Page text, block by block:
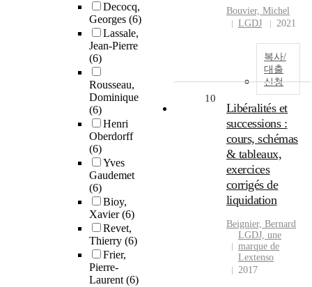
Decocq,
Georges (6)
Lassale,
Jean-Pierre
(6)
Rousseau,
Dominique
(6)
Henri
Oberdorff
(6)
Yves
Gaudemet
(6)
Bioy,
Xavier(6)
Revet,
Thierry (6)
Frier,
Pierre-
Laurent(6)
Bouvier, Michel
LGDJ
2021
복사/
대출
신청
10
Libéralités et
successions :
cours, schémas
& tableaux,
exercices
corrigés de
liquidation
Beignier, Bernard
LGDJ, une
marque de
Lextenso
2017